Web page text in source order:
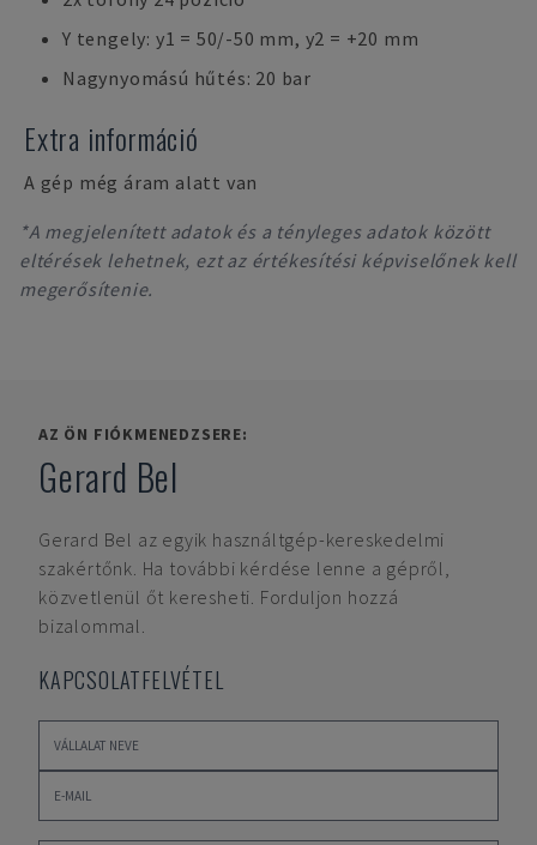
Y tengely: y1 = 50/-50 mm, y2 = +20 mm
Nagynyomású hűtés: 20 bar
Extra információ
A gép még áram alatt van
*A megjelenített adatok és a tényleges adatok között
eltérések lehetnek, ezt az értékesítési képviselőnek kell
megerősítenie.
AZ ÖN FIÓKMENEDZSERE:
Gerard Bel
Gerard Bel az egyik használtgép-kereskedelmi
szakértőnk. Ha további kérdése lenne a gépről,
közvetlenül őt keresheti. Forduljon hozzá
bizalommal.
KAPCSOLATFELVÉTEL